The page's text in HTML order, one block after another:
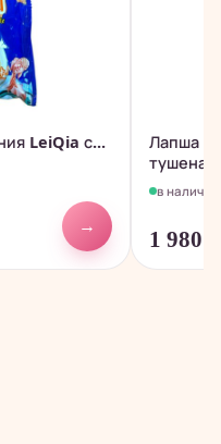
LeiQia с...
→
Лапша
в наличии
1 980